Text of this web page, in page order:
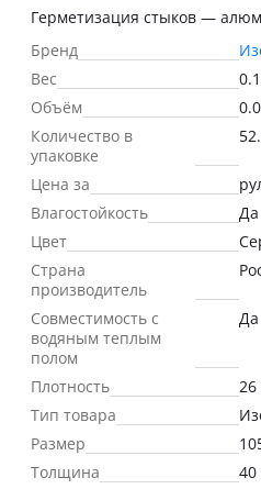
Герметизация стыков —
Бренд
Вес
Объём
Количество в
упаковке
Цена за
Влагостойкость
Да
Цвет
Страна
производитель
Совместимость с
водяным теплым
полом
Да
Плотность
26
Тип товара
Размер
Толщина